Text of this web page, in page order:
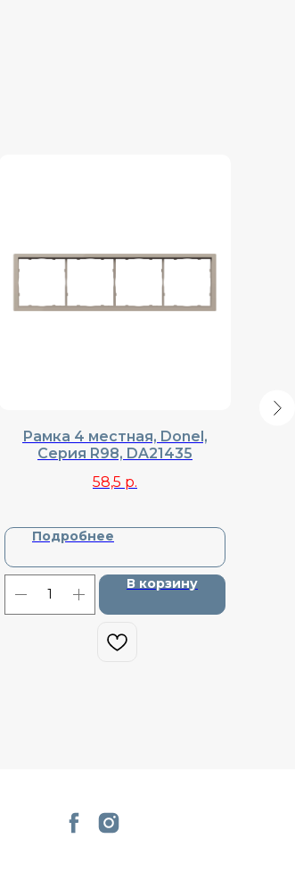
Рамка 4 местная, Donel,
Cерия R98, DA21435
58,5 р.
Подробнее
В корзину